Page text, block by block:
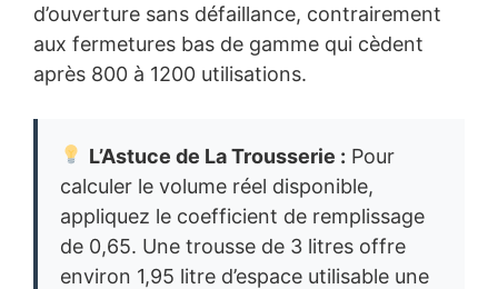
d’ouverture sans défaillance, contrairement
aux fermetures bas de gamme qui cèdent
après 800 à 1200 utilisations.
L’Astuce de La Trousserie : Pour
calculer le volume réel disponible,
appliquez le coefficient de remplissage
de 0,65. Une trousse de 3 litres offre
environ 1,95 litre d’espace utilisable une